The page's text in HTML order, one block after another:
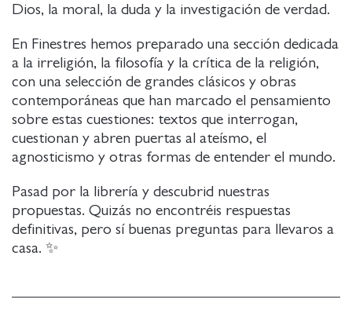
Dios, la moral, la duda y la investigación de verdad.
En Finestres hemos preparado una sección dedicada
a la irreligión, la filosofía y la crítica de la religión,
con una selección de grandes clásicos y obras
contemporáneas que han marcado el pensamiento
sobre estas cuestiones: textos que interrogan,
cuestionan y abren puertas al ateísmo, el
agnosticismo y otras formas de entender el mundo.
Pasad por la librería y descubrid nuestras
propuestas. Quizás no encontréis respuestas
definitivas, pero sí buenas preguntas para llevaros a
casa. ✨